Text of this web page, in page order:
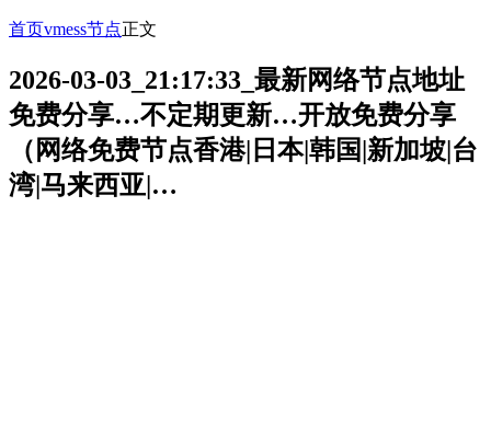
首页vmess节点正文
2026-03-03_21:17:33_最新网络节点地址
免费分享…不定期更新…开放免费分享
（网络免费节点香港|日本|韩国|新加坡|台
湾|马来西亚|…